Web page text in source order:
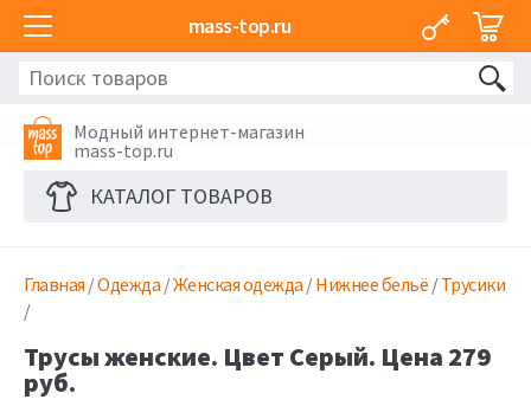
mass-top.ru
Модный интернет-магазин
mass-top.ru
КАТАЛОГ ТОВАРОВ
Главная /Одежда /Женская одежда /Нижнее бельё /Трусики
/
Трусы женские. Цвет Серый. Цена 279
руб.